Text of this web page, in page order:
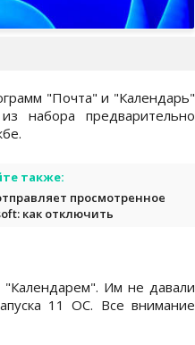
"Почта" и "Календарь"
набора предварительно
также:
просмотренное
как отключить
Им не давали
11 ОС. Все внимание